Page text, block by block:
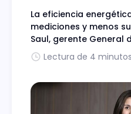
La eficiencia
mediciones y menos
Saul, gerente General
Lectura de 4 minutos